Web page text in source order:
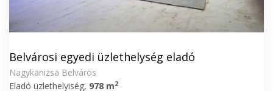
Belvárosi egyedi üzlethelység eladó
Nagykanizsa Belváros
Eladó üzlethelyiség, 978 m2